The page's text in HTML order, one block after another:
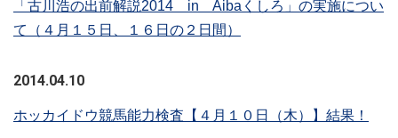
「古川浩の出前解説2014 in Aibaくしろ」の実施につい
て（４月１５日、１６日の２日間）
2014.04.10
ホッカイドウ競馬能力検査【４月１０日（木）】結果！